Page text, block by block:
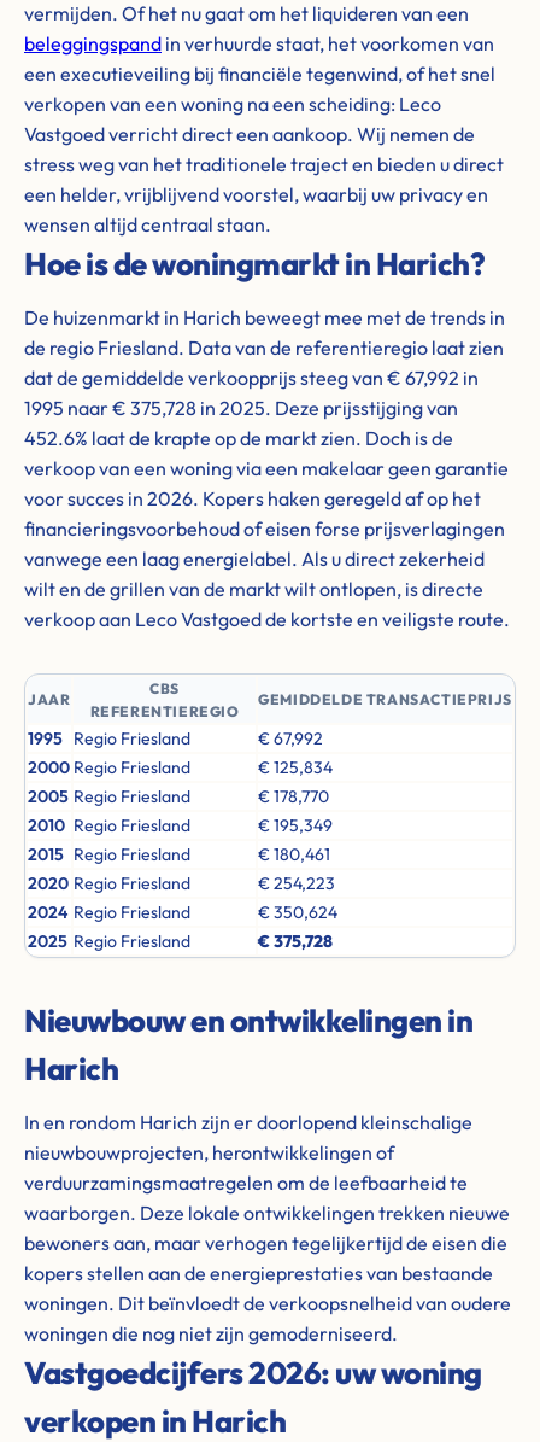
vermijden. Of het nu gaat om het liquideren van een
beleggingspand in verhuurde staat, het voorkomen van
een executieveiling bij financiële tegenwind, of het snel
verkopen van een woning na een scheiding: Leco
Vastgoed verricht direct een aankoop. Wij nemen de
stress weg van het traditionele traject en bieden u direct
een helder, vrijblijvend voorstel, waarbij uw privacy en
wensen altijd centraal staan.
Hoe is de woningmarkt in Harich?
De huizenmarkt in Harich beweegt mee met de trends in
de regio Friesland. Data van de referentieregio laat zien
dat de gemiddelde verkoopprijs steeg van € 67,992 in
1995 naar € 375,728 in 2025. Deze prijsstijging van
452.6% laat de krapte op de markt zien. Doch is de
verkoop van een woning via een makelaar geen garantie
voor succes in 2026. Kopers haken geregeld af op het
financieringsvoorbehoud of eisen forse prijsverlagingen
vanwege een laag energielabel. Als u direct zekerheid
wilt en de grillen van de markt wilt ontlopen, is directe
verkoop aan Leco Vastgoed de kortste en veiligste route.
JAAR
CBS
REFERENTIEREGIO
GEMIDDELDE TRANSACTIEPRIJS
1995 Regio Friesland
€ 67,992
2000 Regio Friesland
€ 125,834
2005 Regio Friesland
€ 178,770
2010 Regio Friesland
€ 195,349
2015 Regio Friesland
€ 180,461
2020 Regio Friesland
€ 254,223
2024 Regio Friesland
€ 350,624
2025 Regio Friesland € 375,728
Nieuwbouw en ontwikkelingen in
Harich
In en rondom Harich zijn er doorlopend kleinschalige
nieuwbouwprojecten, herontwikkelingen of
verduurzamingsmaatregelen om de leefbaarheid te
waarborgen. Deze lokale ontwikkelingen trekken nieuwe
bewoners aan, maar verhogen tegelijkertijd de eisen die
kopers stellen aan de energieprestaties van bestaande
woningen. Dit beïnvloedt de verkoopsnelheid van oudere
woningen die nog niet zijn gemoderniseerd.
Vastgoedcijfers 2026: uw woning
verkopen in Harich